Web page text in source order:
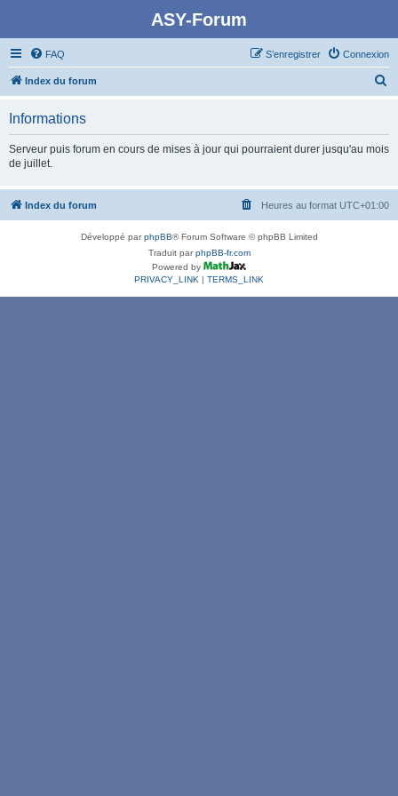
ASY-Forum
FAQ Connexion
S’enregistrer
Index du forum
c
Informations
Serveur puis forum en cours de mises à jour qui pourraient durer jusqu'au mois
de juillet.
Index du forum Heures au format UTC+01:00
Développé parphpBB® Forum Software © phpBB Limited
Traduit parphpBB-fr.com
Powered by
PRIVACY_LINK | TERMS_LINK